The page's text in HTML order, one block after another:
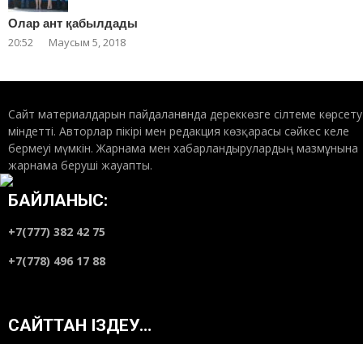
Олар ант қабылдады
20:52 Маусым 5, 2018
Сайт материалдарын пайдаланғанда дереккөзге сілтеме көрсету
міндетті. Авторлар пікірі мен редакция көзқарасы сәйкес келе
бермеуі мүмкін. Жарнама мен хабарландырулардың мазмұнына
жарнама беруші жауапты.
БАЙЛАНЫС:
+7(777) 382 42 75
+7(778) 496 17 88
САЙТТАН ІЗДЕУ…